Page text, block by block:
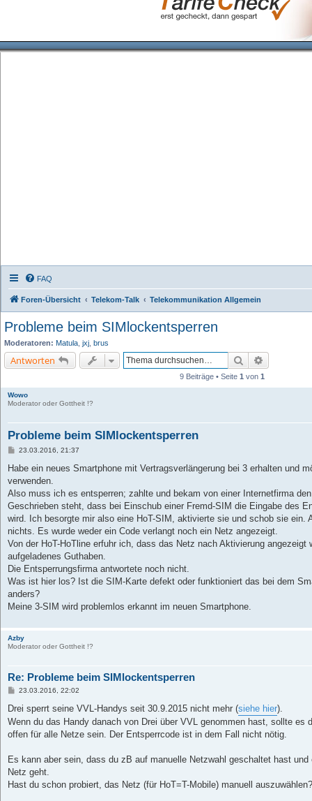
FAQ
Foren-Übersicht Telekom-Talk Telekommunikation Allgemein
Probleme beim SIMlockentsperren
Moderatoren: Matula jxj brus
Antworten Suche
9 Beiträge • Seite 1 von 1
Wowo
Moderator oder Gottheit !?
Probleme beim SIMlockentsperren
B
i
r
a
23.03.2016, 21:37
Habe ein neues Smartphone mit Vertragsverlängerung bei 3 erhalten und
verwenden.
Also muss ich es entsperren; zahlte und bekam von einer Internetfirma
Geschrieben steht, dass bei Einschub einer Fremd-SIM die Eingabe des
wird. Ich besorgte mir also eine HoT-SIM, aktivierte sie und schob sie ein.
nichts. Es wurde weder ein Code verlangt noch ein Netz angezeigt.
Von der HoT-HoTline erfuhr ich, dass das Netz nach Aktivierung angezeigt
aufgeladenes Guthaben.
Die Entsperrungsfirma antwortete noch nicht.
Was ist hier los? Ist die SIM-Karte defekt oder funktioniert das bei dem
anders?
Meine 3-SIM wird problemlos erkannt im neuen Smartphone.
Azby
Moderator oder Gottheit !?
Re: Probleme beim SIMlockentsperren
B
i
r
a
g
23.03.2016, 22:02
Drei sperrt seine VVL-Handys seit 30.9.2015 nicht mehr (siehe hier).
Wenn du das Handy danach von Drei über VVL genommen hast, sollte es
offen für alle Netze sein. Der Entsperrcode ist in dem Fall nicht nötig.
Es kann aber sein, dass du zB auf manuelle Netzwahl geschaltet hast
Netz geht.
Hast du schon probiert, das Netz (für HoT=T-Mobile) manuell auszuwählen?